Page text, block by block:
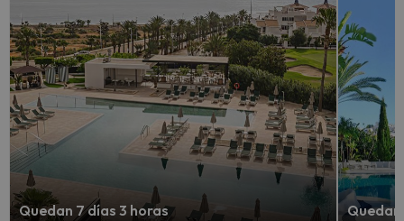
Quedan 7 días 3 horas Quedan